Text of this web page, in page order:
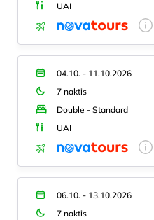
UAI
04.10. - 11.10.2026
7 naktis
Double - Standard
UAI
06.10. - 13.10.2026
7 naktis